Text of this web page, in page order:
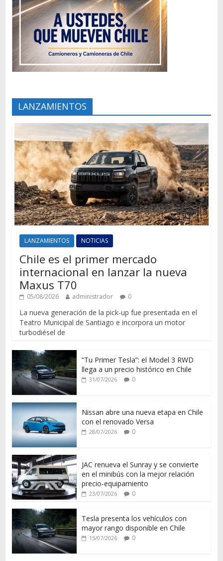
LANZAMIENTOS
LANZAMIENTOS NOTICIAS
Chile es el primer mercado
internacional en lanzar la nueva
Maxus T70
05/08/2026 administrador 0
La nueva generación de la pick-up fue presentada en el
Teatro Municipal de Santiago e incorpora un motor
turbodiésel de
“Tu Primer Tesla”: el Model 3 RWD
llega a un precio histórico en Chile
31/07/2026 0
Nissan abre una nueva etapa en Chile
con el renovado Versa
28/07/2026 0
JAC renueva el Sunray y se convierte
en el minibús con la mejor relación
precio-equipamiento
23/07/2026 0
Tesla presenta los vehículos con
mayor rango disponible en Chile
15/07/2026 0